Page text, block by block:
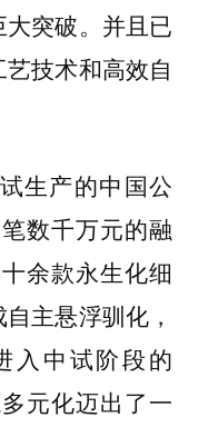
突破。并且已
技术和高效自
生产的中国公
数千万元的融
余款永生化细
主悬浮驯化，
入中试阶段的
元化迈出了一